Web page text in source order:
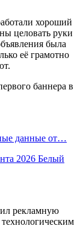
хороший
целовать руки
была
её грамотно
баннера в
данные от…
2026 Белый
рекламную